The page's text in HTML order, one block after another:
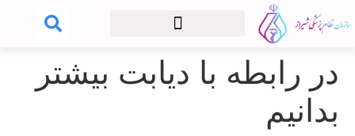
در رابطه با دیابت بیشتر
بدانیم